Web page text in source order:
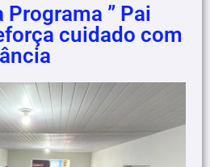
” Pai
cuidado com